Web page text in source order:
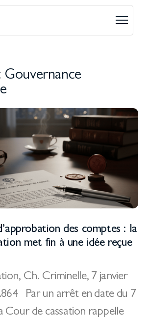
Gouvernance
des comptes : la
met fin à une idée reçue
Ch. Criminelle, 7 janvier
Par un arrêt en date du 7
Cour de cassation rappelle